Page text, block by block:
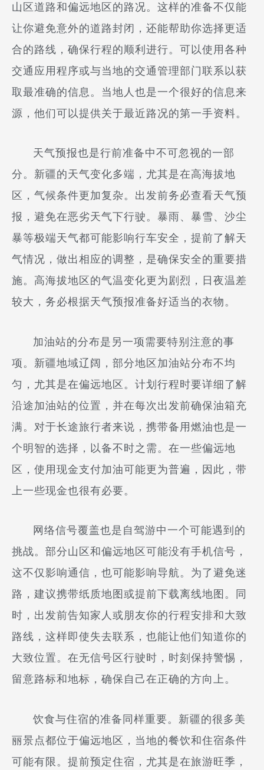
山区道路和偏远地区的路况。这样的准备不仅能
让你避免意外的道路封闭，还能帮助你选择更适
合的路线，确保行程的顺利进行。可以使用各种
交通应用程序或与当地的交通管理部门联系以获
取最准确的信息。当地人也是一个很好的信息来
源，他们可以提供关于最近路况的第一手资料。
天气预报也是行前准备中不可忽视的一部
分。新疆的天气变化多端，尤其是在高海拔地
区，气候条件更加复杂。出发前务必查看天气预
报，避免在恶劣天气下行驶。暴雨、暴雪、沙尘
暴等极端天气都可能影响行车安全，提前了解天
气情况，做出相应的调整，是确保安全的重要措
施。高海拔地区的气温变化更为剧烈，日夜温差
较大，务必根据天气预报准备好适当的衣物。
加油站的分布是另一项需要特别注意的事
项。新疆地域辽阔，部分地区加油站分布不均
匀，尤其是在偏远地区。计划行程时要详细了解
沿途加油站的位置，并在每次出发前确保油箱充
满。对于长途旅行者来说，携带备用燃油也是一
个明智的选择，以备不时之需。在一些偏远地
区，使用现金支付加油可能更为普遍，因此，带
上一些现金也很有必要。
网络信号覆盖也是自驾游中一个可能遇到的
挑战。部分山区和偏远地区可能没有手机信号，
这不仅影响通信，也可能影响导航。为了避免迷
路，建议携带纸质地图或提前下载离线地图。同
时，出发前告知家人或朋友你的行程安排和大致
路线，这样即使失去联系，也能让他们知道你的
大致位置。在无信号区行驶时，时刻保持警惕，
留意路标和地标，确保自己在正确的方向上。
饮食与住宿的准备同样重要。新疆的很多美
丽景点都位于偏远地区，当地的餐饮和住宿条件
可能有限。提前预定住宿，尤其是在旅游旺季，